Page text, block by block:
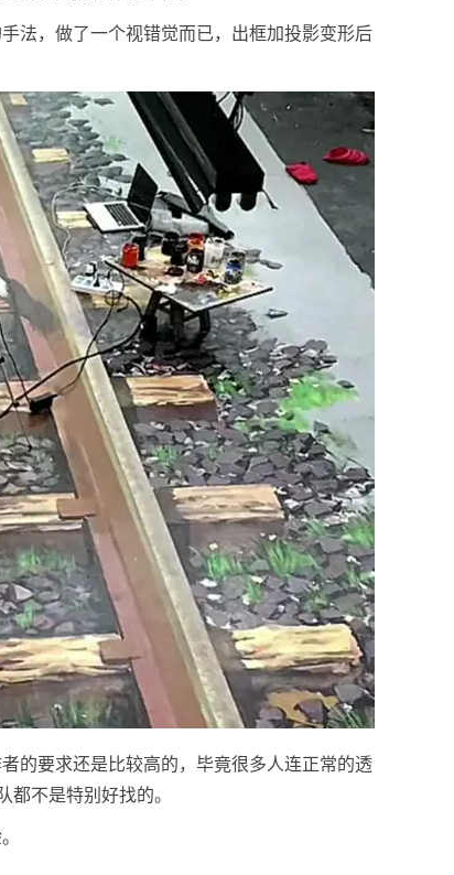
法，做了一个视错觉而已，出框加投影变形后
的要求还是比较高的，毕竟很多人连正常的透
都不是特别好找的。